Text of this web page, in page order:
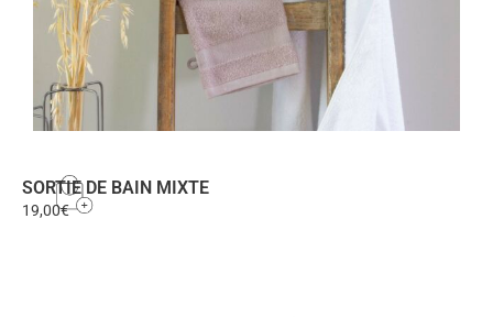
SORTIE DE BAIN MIXTE
19,00€